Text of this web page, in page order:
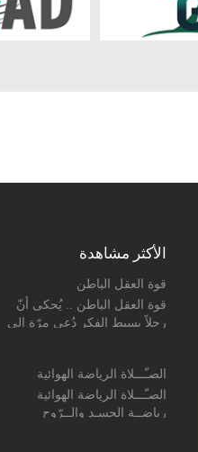
الأكثر مشاهدة
قوة العقل الباطن
قوة العقل الباطن .. يُحكى أنّ
رجلاً بسيط الفكر دُعي مرّة إلى
الرّجل بتنا...
الصـّـــلاة الرياضة الهوائية
الصـّـــلاة الرياضة الهوائية
رياضــة الجسـد والــرّوح